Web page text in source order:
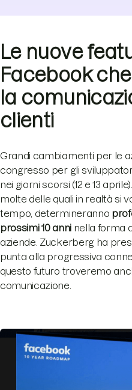
Le nuove
Facebook
la
clienti
Grandi cambiamenti per le
congresso per gli
nei giorni scorsi (12 e 13
molte delle quali in realtà si
tempo, determineranno
prossimi 10 anninella forma
aziende. Zuckerberg ha
punta alla progressiva
questo futuro troveremo
comunicazione.